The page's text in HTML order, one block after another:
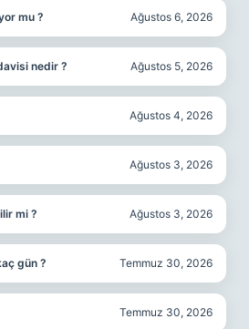
mu ? Ağustos 6, 2026
nedir ? Ağustos 5, 2026
Ağustos 4, 2026
Ağustos 3, 2026
mi ? Ağustos 3, 2026
gün ? Temmuz 30, 2026
Temmuz 30, 2026